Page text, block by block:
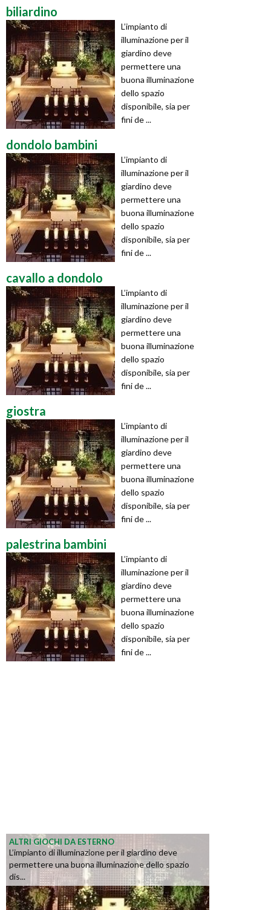
biliardino
L’impianto di
illuminazione per il
giardino deve
permettere una
buona illuminazione
dello spazio
disponibile, sia per
fini de ...
dondolo bambini
L’impianto di
illuminazione per il
giardino deve
permettere una
buona illuminazione
dello spazio
disponibile, sia per
fini de ...
cavallo a dondolo
L’impianto di
illuminazione per il
giardino deve
permettere una
buona illuminazione
dello spazio
disponibile, sia per
fini de ...
giostra
L’impianto di
illuminazione per il
giardino deve
permettere una
buona illuminazione
dello spazio
disponibile, sia per
fini de ...
palestrina bambini
L’impianto di
illuminazione per il
giardino deve
permettere una
buona illuminazione
dello spazio
disponibile, sia per
fini de ...
ALTRI GIOCHI DA ESTERNO
L’impianto di illuminazione per il giardino deve
permettere una buona illuminazione dello spazio
dis...